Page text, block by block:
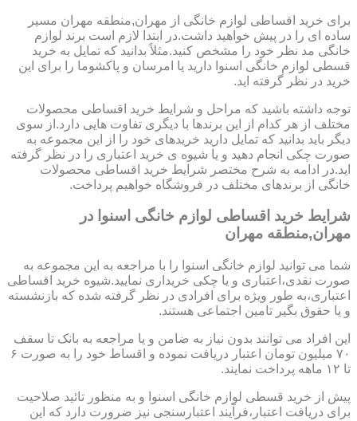
برای خرید اقساطی لوازم خانگی از مهران,منطقه مهران مسیر
ساده ای را در پیش خواهید داشت.در ابتدا لازم است برند لوازم
خانگی مد نظر خود را مشخص کنید.مثلاً بدانید که تمایل به خرید
قسطی لوازم خانگی اسنوا دارید یا امرسان و پاکشوما را برای این
خرید در نظر گرفته اید.
توجه داشته باشید که مراحل و شرایط خرید اقساطی محصولات
مختلف از هر کدام از این برندها با دیگری تفاوت هایی دارد.از سوی
دیگر باید بدانید که تمایل دارید خریدهای خود را از این مجموعه به
صورت چکی انجام دهید و یا شیوه ی خرید اعتباری را در نظر گرفته
اید.در ادامه به شرح مختصر شرایط خرید اقساطی محصولات
خانگی از برندهای مختلف در فروشگاه خواهیم پرداخت.
شرایط خرید اقساطی لوازم خانگی اسنوا در
مهران,منطقه مهران
شما می توانید لوازم خانگی اسنوا را با مراجعه به این مجموعه به
صورت نقدی،اعتباری و یا چکی خریداری نمایید.شیوه خرید اقساطی
اعتباری،به طور ویژه برای افرادی در نظر گرفته شده که بازنشسته
و یا حقوق بگیر تامین اجتماعی هستند.
این افراد می توانند بدون نیاز به ضامن و یا مراجعه به بانک تا سقف
۷۰ میلیون تومان اعتبار دریافت نموده و اقساط خود را به صورت ۶
تا ۱۲ ماهه پرداخت نمایند.
پیش از خرید قسطی لوازم خانگی اسنوا و به منظور تائید صلاحیت
برای دریافت اعتبار،فرآیند اعتبارسنجی نیز ضرورت دارد که این